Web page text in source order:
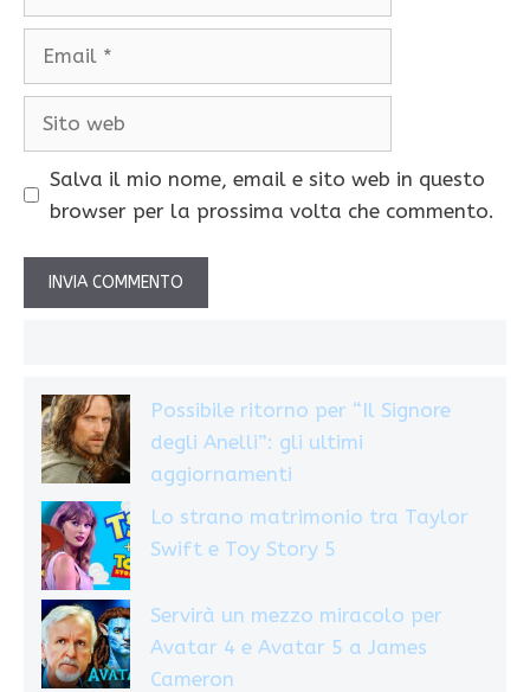
Salva il mio nome, email e sito web in questo
browser per la prossima volta che commento.
Possibile ritorno per “Il Signore
degli Anelli”: gli ultimi
aggiornamenti
Lo strano matrimonio tra Taylor
Swift e Toy Story 5
Servirà un mezzo miracolo per
Avatar 4 e Avatar 5 a James
Cameron